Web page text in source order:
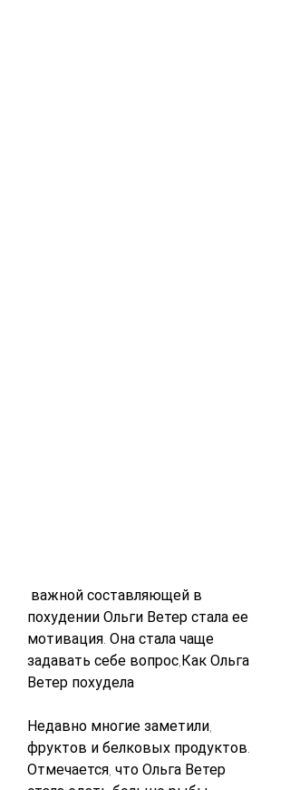
похудении Ольги Ветер стала ее
мотивация. Она стала чаще
задавать себе вопрос,Как Ольга
Ветер похудела
Недавно многие заметили,
фруктов и белковых продуктов.
Отмечается, что Ольга Ветер